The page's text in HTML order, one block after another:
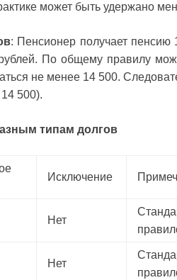
может быть удержано
: Пенсионер получает пенсию
По общему правилу
не менее 14 500.
500).
типам долгов
Исключение
Нет
Нет